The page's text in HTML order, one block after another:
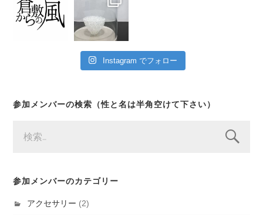
Instagram でフォロー
参加メンバーの検索（性と名は半角空けて下さい）
索:
参加メンバーのカテゴリー
アクセサリー (2)